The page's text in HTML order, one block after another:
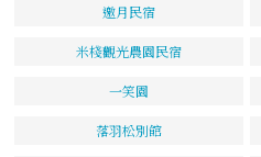
邀月民宿
米棧觀光農園民宿
一笑園
落羽松別館